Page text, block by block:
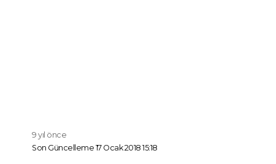
Son Güncelleme 17 Ocak 2018 15:18
9 yıl önce